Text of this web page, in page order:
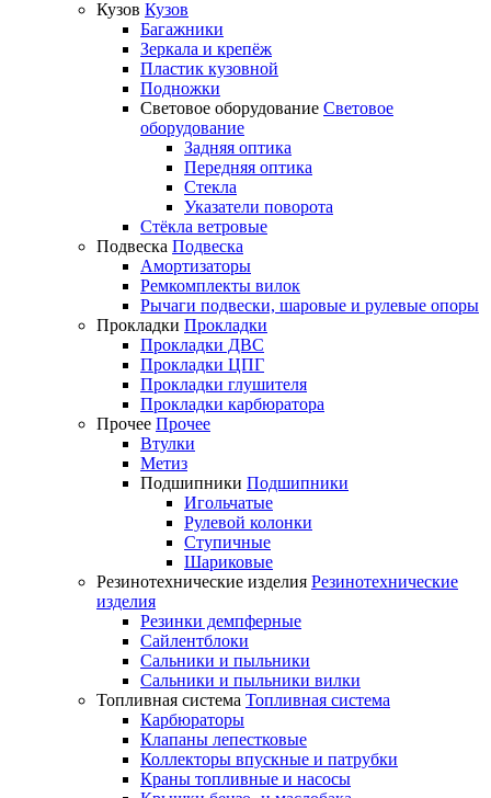
Кузов Кузов
Багажники
Зеркала и крепёж
Пластик кузовной
Подножки
Световое оборудование Световое
оборудование
Задняя оптика
Передняя оптика
Стекла
Указатели поворота
Стёкла ветровые
Подвеска Подвеска
Амортизаторы
Ремкомплекты вилок
Рычаги подвески, шаровые и рулевые опоры
Прокладки Прокладки
Прокладки ДВС
Прокладки ЦПГ
Прокладки глушителя
Прокладки карбюратора
Прочее Прочее
Втулки
Метиз
Подшипники Подшипники
Игольчатые
Рулевой колонки
Ступичные
Шариковые
Резинотехнические изделия Резинотехнические
изделия
Резинки демпферные
Сайлентблоки
Сальники и пыльники
Сальники и пыльники вилки
Топливная система Топливная система
Карбюраторы
Клапаны лепестковые
Коллекторы впускные и патрубки
Краны топливные и насосы